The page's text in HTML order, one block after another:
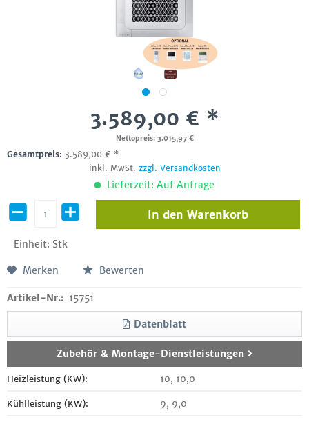
3.589,00 € *
Nettopreis: 3.015,97 €
Gesamtpreis: 3.589,00 € *
inkl. MwSt. zzgl. Versandkosten
Lieferzeit: Auf Anfrage
Einheit: Stk
In den Warenkorb
Merken Bewerten
Artikel-Nr.: 15751
Datenblatt
Zubehör & Montage-Dienstleistungen
Heizleistung (KW): 10, 10,0
Kühlleistung (KW): 9, 9,0